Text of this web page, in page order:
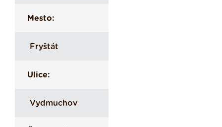
Mesto:
Fryštát
Ulice:
Vydmuchov